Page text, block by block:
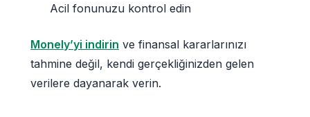
Acil fonunuzu kontrol edin
Monely’yi indirin ve finansal kararlarınızı
tahmine değil, kendi gerçekliğinizden gelen
verilere dayanarak verin.